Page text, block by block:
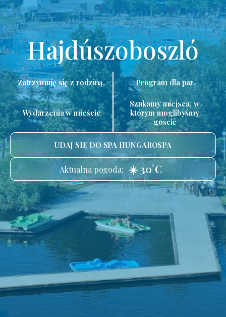
Hajdúszoboszló
Zatrzymuję się z rodziną. Program dla par
Wydarzenia w mieście
Szukamy miejsca, w
którym moglibyśmy
gościć
UDAJ SIĘ DO SPA HUNGAROSPA
Aktualna pogoda: ☀️ 30°C